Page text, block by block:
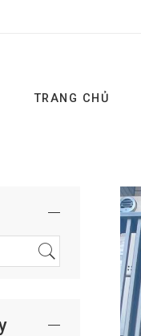
TRANG CHỦ